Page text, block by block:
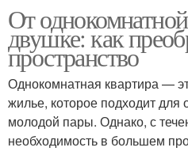
От
двушке: как
пространство
Однокомнатная квартира —
жилье, которое подходит для
молодой пары. Однако, с
необходимость в большем